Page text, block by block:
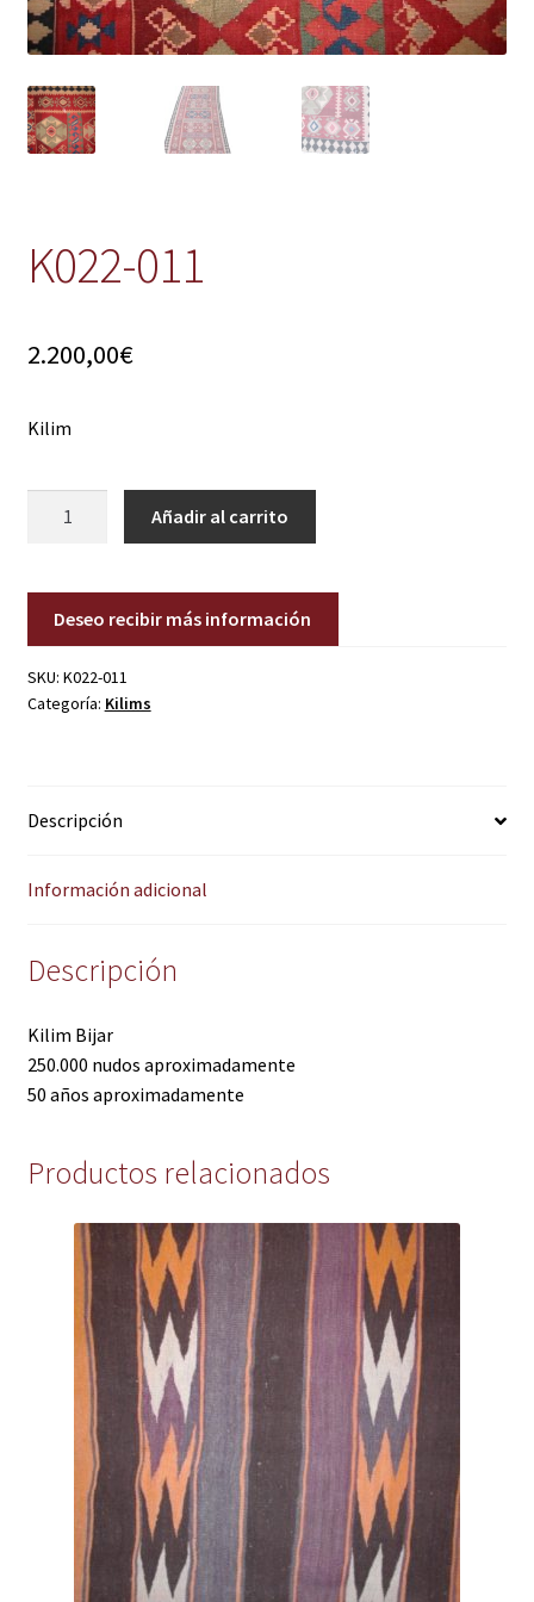
K022-011
2.200,00€
Kilim
Añadir al carrito
Deseo recibir más información
SKU: K022-011
Categoría: Kilims
Descripción
Información adicional
Descripción
Kilim Bijar
250.000 nudos aproximadamente
50 años aproximadamente
Productos relacionados